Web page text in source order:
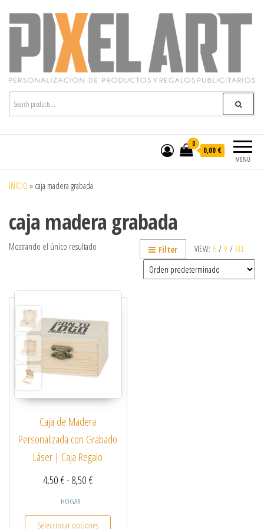
Pixelart
Especialistas en textil publicitario y regalos
personalizados en móstoles
MENÚ
0
0,00 €
INICIO » caja madera grabada
caja madera grabada
VIEW: 6 / 9 / ALL
Filter
Mostrando el único resultado
Caja de Madera
Personalizada con Grabado
Láser | Caja Regalo
4,50€- 8,50€Rango de precios: desde 4,50 € hasta 8,50 €
HOGAR
Seleccionar opciones
Este producto tiene múltiples variantes. Las